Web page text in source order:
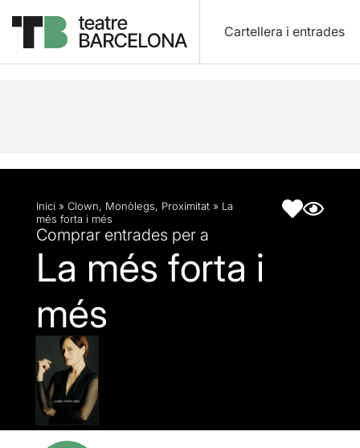
Cartellera i entrades
Descripció Fitxa artística
Inici » Clown, Monòlegs, Proximitat » La
més forta i més
Comprar entrades per a
La més forta i
més